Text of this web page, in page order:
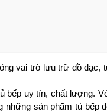
vai trò lưu trữ đồ đạc,
bếp uy tín, chất lượng.
những sản phẩm tủ bếp
$ 4,851,214